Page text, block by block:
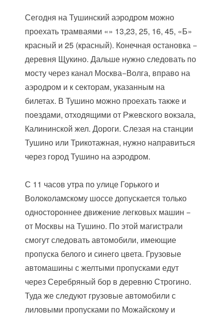
Сегодня на Тушинский аэродром можно
проехать трамваями «» 13,23, 25, 16, 45, «Б»
красный и 25 (красный). Конечная остановка −
деревня Щукино. Дальше нужно следовать по
мосту через канал Москва−Волга, вправо на
аэродром и к секторам, указанным на
билетах. В Тушино можно проехать также и
поездами, отходящими от Ржевского вокзала,
Калининской жел. Дороги. Слезая на станции
Тушино или Трикотажная, нужно направиться
через город Тушино на аэродром.
С 11 часов утра по улице Горького и
Волоколамскому шоссе допускается только
одностороннее движение легковых машин −
от Москвы на Тушино. По этой магистрали
смогут следовать автомобили, имеющие
пропуска белого и синего цвета. Грузовые
автомашины с желтыми пропусками едут
через Серебряный бор в деревню Строгино.
Туда же следуют грузовые автомобили с
лиловыми пропусками по Можайскому и